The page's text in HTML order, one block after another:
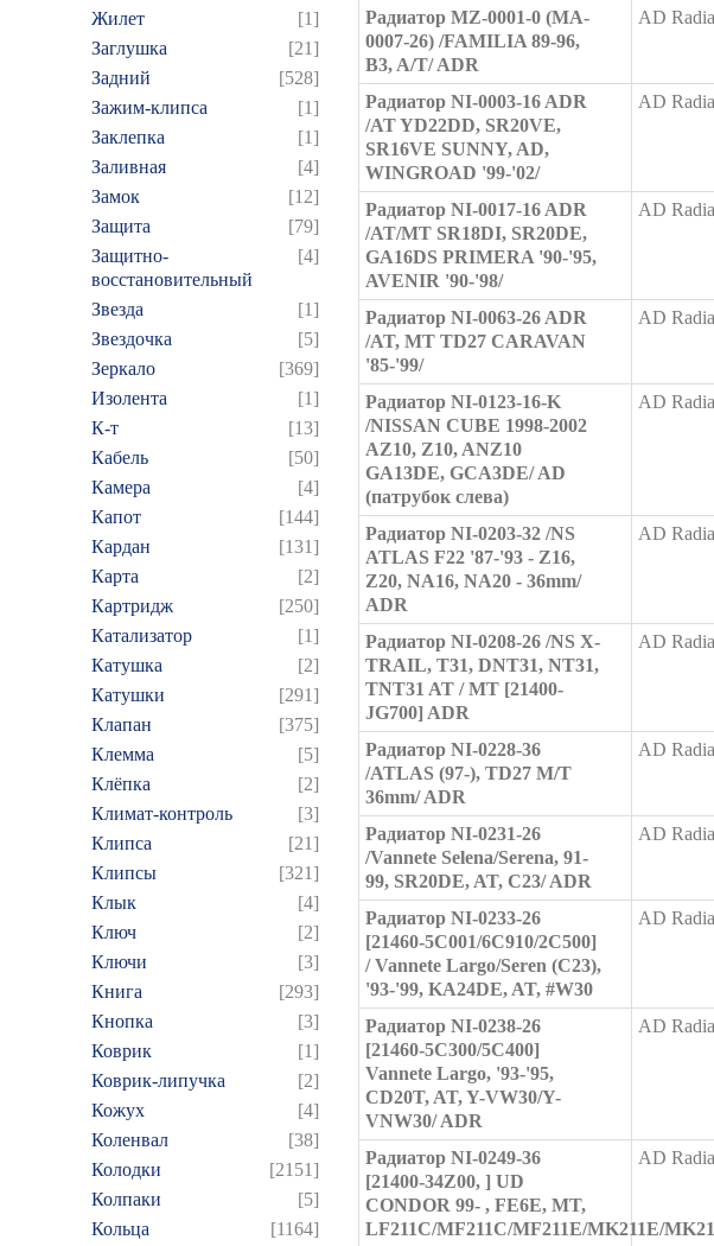
Жилет
[1]
Заглушка
[21]
Задний
[528]
Зажим-клипса
[1]
Заклепка
[1]
Заливная
[4]
Замок
[12]
Защита
[79]
Защитно-
восстановительный
[4]
Звезда
[1]
Звездочка
[5]
Зеркало
[369]
Изолента
[1]
К-т
[13]
Кабель
[50]
Камера
[4]
Капот
[144]
Кардан
[131]
Карта
[2]
Картридж
[250]
Катализатор
[1]
Катушка
[2]
Катушки
[291]
Клапан
[375]
Клемма
[5]
Клёпка
[2]
Климат-контроль
[3]
Клипса
[21]
Клипсы
[321]
Клык
[4]
Ключ
[2]
Ключи
[3]
Книга
[293]
Кнопка
[3]
Коврик
[1]
Коврик-липучка
[2]
Кожух
[4]
Коленвал
[38]
Колодки
[2151]
Колпаки
[5]
Кольца
[1164]
Радиатор MZ-0001-0 (MA-
0007-26) /FAMILIA 89-96,
B3, A/T/ ADR
AD
Радиатор NI-0003-16 ADR
/AT YD22DD, SR20VE,
SR16VE SUNNY, AD,
WINGROAD '99-'02/
AD
Радиатор NI-0017-16 ADR
/AT/MT SR18DI, SR20DE,
GA16DS PRIMERA '90-'95,
AVENIR '90-'98/
AD
Радиатор NI-0063-26 ADR
/AT, MT TD27 CARAVAN
'85-'99/
AD
Радиатор NI-0123-16-K
/NISSAN CUBE 1998-2002
AZ10, Z10, ANZ10
GA13DE, GCA3DE/ AD
(патрубок слева)
AD
Радиатор NI-0203-32 /NS
ATLAS F22 '87-'93 - Z16,
Z20, NA16, NA20 - 36mm/
ADR
AD
Радиатор NI-0208-26 /NS X-
TRAIL, T31, DNT31, NT31,
TNT31 AT / MT [21400-
JG700] ADR
AD
Радиатор NI-0228-36
/ATLAS (97-), TD27 M/T
36mm/ ADR
AD
Радиатор NI-0231-26
/Vannete Selena/Serena, 91-
99, SR20DE, AT, C23/ ADR
AD
Радиатор NI-0233-26
[21460-5C001/6C910/2C500]
/ Vannete Largo/Seren (C23),
'93-'99, KA24DE, AT, #W30
AD
Радиатор NI-0238-26
[21460-5C300/5C400]
Vannete Largo, '93-'95,
CD20T, AT, Y-VW30/Y-
VNW30/ ADR
AD
Радиатор NI-0249-36
[21400-34Z00, ] UD
CONDOR 99- , FE6E, MT,
LF211C/MF211C/MF211E/MK211E/
AD